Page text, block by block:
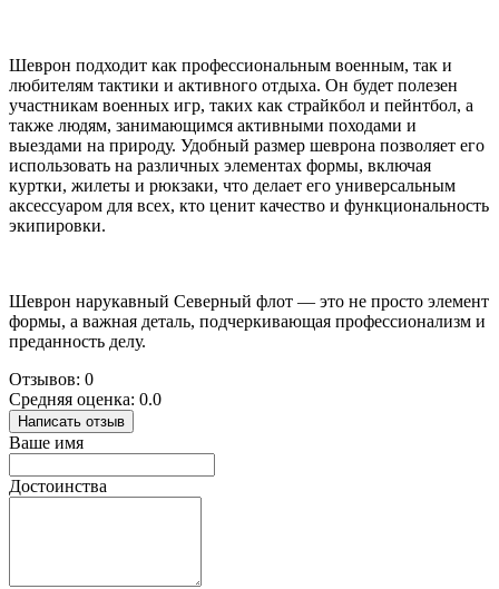
Шеврон подходит как профессиональным военным, так и
любителям тактики и активного отдыха. Он будет полезен
участникам военных игр, таких как страйкбол и пейнтбол, а
также людям, занимающимся активными походами и
выездами на природу. Удобный размер шеврона позволяет его
использовать на различных элементах формы, включая
куртки, жилеты и рюкзаки, что делает его универсальным
аксессуаром для всех, кто ценит качество и функциональность
экипировки.
Шеврон нарукавный Северный флот — это не просто элемент
формы, а важная деталь, подчеркивающая профессионализм и
преданность делу.
Отзывов: 0
Средняя оценка: 0.0
Написать отзыв
Ваше имя
Достоинства